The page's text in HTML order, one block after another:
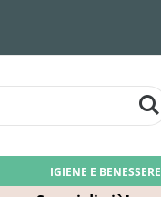
IGIENE E BENESSERE